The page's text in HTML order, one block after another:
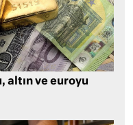
altın ve euroyu